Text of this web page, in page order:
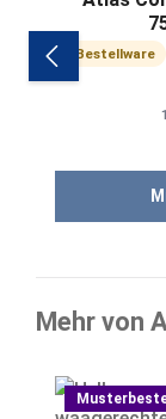
Bestellware
Mehr von